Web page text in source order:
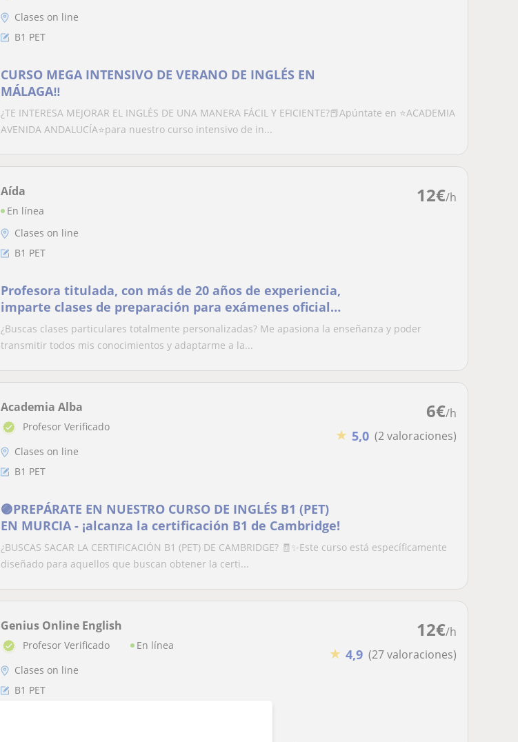
Clases on line
B1 PET
CURSO MEGA INTENSIVO DE VERANO DE INGLÉS EN
MÁLAGA‼️
¿TE INTERESA MEJORAR EL INGLÉS DE UNA MANERA FÁCIL Y EFICIENTE?📕Apúntate en ⭐ACADEMIA
AVENIDA ANDALUCÍA⭐para nuestro curso intensivo de in...
12€/h
Aída
En línea
Clases on line
B1 PET
Profesora titulada, con más de 20 años de experiencia,
imparte clases de preparación para exámenes oficiales
de Cambridge
¿Buscas clases particulares totalmente personalizadas? Me apasiona la enseñanza y poder
transmitir todos mis conocimientos y adaptarme a la...
6€/h
★ 5,0 (2 valoraciones)
Academia Alba
Profesor Verificado
Clases on line
B1 PET
🟣PREPÁRATE EN NUESTRO CURSO DE INGLÉS B1 (PET)
EN MURCIA - ¡alcanza la certificación B1 de Cambridge!
¿BUSCAS SACAR LA CERTIFICACIÓN B1 (PET) DE CAMBRIDGE? 🧾✨Este curso está específicamente
diseñado para aquellos que buscan obtener la certi...
12€/h
★ 4,9 (27 valoraciones)
Genius Online English
Profesor Verificado
En línea
Clases on line
B1 PET